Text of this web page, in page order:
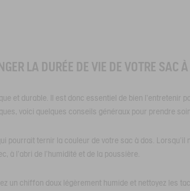
LA DURÉE DE VIE DE VOTRE SAC
et durable. Il est donc essentiel de bien l'entretenir
voici quelques conseils généraux pour prendre
pourrait ternir la couleur de votre sac à dos. Lorsqu'il
à l'abri de l'humidité et de la poussière.
un chiffon doux légèrement humide et nettoyez les